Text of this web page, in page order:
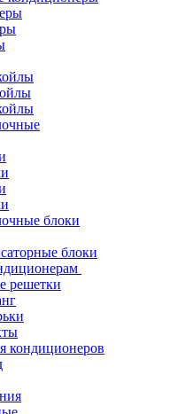
блоки
блоки
решетки
кондиционеров